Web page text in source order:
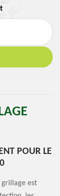
POUR LE
grillage est